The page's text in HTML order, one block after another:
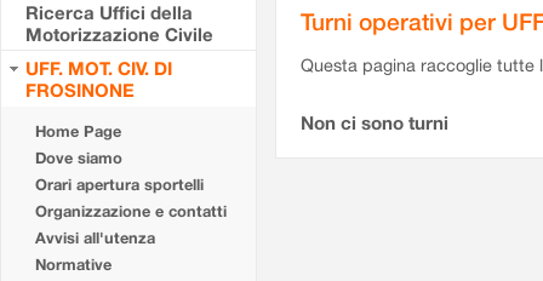
Ricerca Uffici della
Motorizzazione Civile
UFF. MOT. CIV. DI
FROSINONE
Home Page
Dove siamo
Orari apertura sportelli
Organizzazione e contatti
Avvisi all'utenza
Normative
Turni operativi per
Questa pagina raccoglie tutte
Non ci sono turni